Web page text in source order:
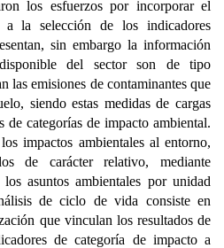
los esfuerzos por incorporar el
la selección de los indicadores
sin embargo la información
del sector son de tipo
las emisiones de contaminantes que
siendo estas medidas de cargas
de categorías de impacto ambiental.
impactos ambientales al entorno,
de carácter relativo, mediante
asuntos ambientales por unidad
de ciclo de vida consiste en
que vinculan los resultados de
de categoría de impacto a